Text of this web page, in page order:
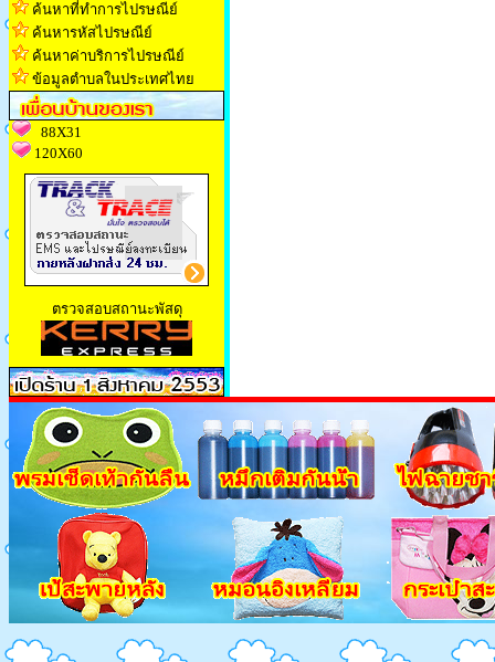
ค้นหาที่ทำการไปรษณีย์
ค้นหารหัสไปรษณีย์
ค้นหาค่าบริการไปรษณีย์
ข้อมูลตำบลในประเทศไทย
88X31
120X60
ตรวจสอบสถานะพัสดุ